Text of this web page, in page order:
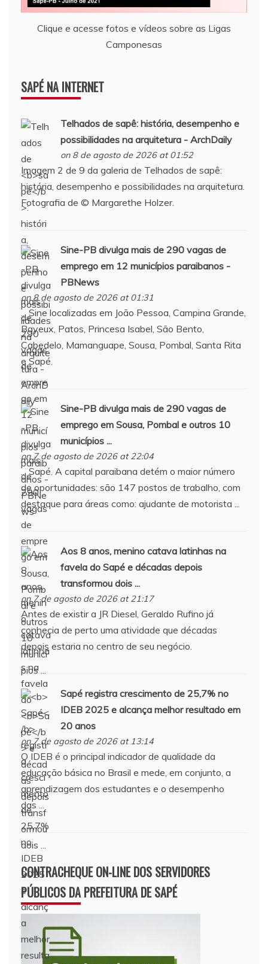
Clique e acesse fotos e vídeos sobre as Ligas
Camponesas
SAPÉ NA INTERNET
Telhados de sapê: história, desempenho e
possibilidades na arquitetura - ArchDaily
on 8 de agosto de 2026 at 01:52
Imagem 2 de 9 da galeria de Telhados de sapê:
história, desempenho e possibilidades na arquitetura.
Fotografia de © Margarethe Holzer.
Sine-PB divulga mais de 290 vagas de
emprego em 12 municípios paraibanos -
PBNews
on 8 de agosto de 2026 at 01:31
... Sine localizadas em João Pessoa, Campina Grande,
Bayeux, Patos, Princesa Isabel, São Bento,
Cabedelo, Mamanguape, Sousa, Pombal, Santa Rita
e Sapé.
Sine-PB divulga mais de 290 vagas de
emprego em Sousa, Pombal e outros 10
municípios ...
on 7 de agosto de 2026 at 22:04
... Sapé. A capital paraibana detém o maior número
de oportunidades: são 147 postos de trabalho, com
destaque para áreas como: ajudante de motorista ...
Aos 8 anos, menino catava latinhas na
favela do Sapée décadas depois
transformou dois ...
on 7 de agosto de 2026 at 21:17
Antes de existir a JR Diesel, Geraldo Rufino já
conhecia de perto uma atividade que décadas
depois estaria no centro de seu negócio.
Sapéregistra crescimento de 25,7% no
IDEB 2025 e alcança melhor resultado em
20 anos
on 7 de agosto de 2026 at 13:14
O IDEB é o principal indicador de qualidade da
educação básica no Brasil e mede, em conjunto, a
aprendizagem dos estudantes e o desempenho
das ...
CONTRACHEQUE ON-LINE DOS SERVIDORES
PÚBLICOS DA PREFEITURA DE SAPÉ